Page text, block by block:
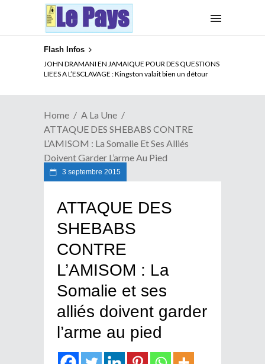
Flash Infos
JOHN DRAMANI EN JAMAIQUE POUR DES QUESTIONS
LIEES A L’ESCLAVAGE : Kingston valait bien un détour
ELECTION DE TALON A LA TETE DU SENAT BENINOIS :
Quand Patrice quitte le pouvoir sans partir !
Home
A La Une
ATTAQUE DES SHEBABS CONTRE
L’AMISOM : La Somalie Et Ses Alliés
Doivent Garder L’arme Au Pied
3 septembre 2015
ATTAQUE DES
SHEBABS
CONTRE
L’AMISOM : La
Somalie et ses
alliés doivent garder
l’arme au pied